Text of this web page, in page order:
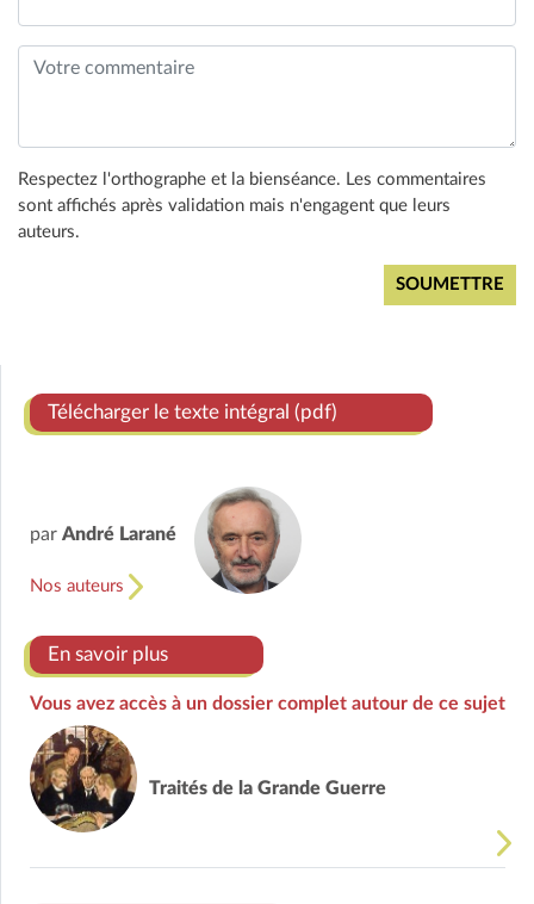
Respectez l'orthographe et la bienséance. Les commentaires
sont affichés après validation mais n'engagent que leurs
auteurs.
Télécharger le texte intégral (pdf)
par André Larané
Nos auteurs
En savoir plus
Vous avez accès à un dossier complet autour de ce sujet
Traités de la Grande Guerre